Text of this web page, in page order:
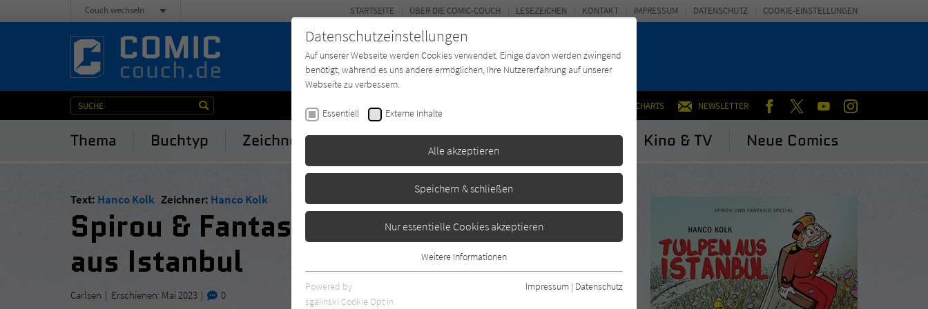
CHARTS NEWSLETTER FACEBOOKTWITTERYOUTUBEINSTAGRAM
Thema Buchtyp Zeichner*in Texter*in Verlage Magazin Kino & TV Neue Comics
STARTSEITE ÜBER DIE COMIC-COUCH LESEZEICHEN KONTAKT IMPRESSUM DATENSCHUTZ COOKIE-EINSTELLUNGEN
Couch wechseln
Text: Hanco Kolk Zeichner: Hanco Kolk
Spirou & Fantasio Spezial 40: Tulpen
aus Istanbul
Carlsen Erschienen: Mai 2023 0
Datenschutzeinstellungen
Auf unserer Webseite werden Cookies verwendet. Einige davon werden zwingend
benötigt, während es uns andere ermöglichen, Ihre Nutzererfahrung auf unserer
Webseite zu verbessern.
Essentiell Externe Inhalte
Alle akzeptieren
Speichern & schließen
Nur essentielle Cookies akzeptieren
Essentielle Cookies werden für grundlegende Funktionen der Webseite
benötigt. Dadurch ist gewährleistet, dass die Webseite einwandfrei
Weitere Informationen
Powered by
sgalinski Cookie Opt In
Impressum | Datenschutz